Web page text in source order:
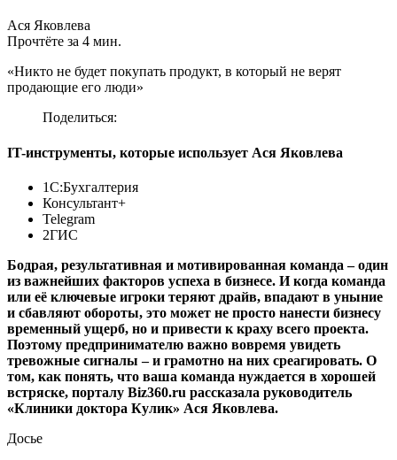
Ася Яковлева
Прочтёте за 4 мин.
«Никто не будет покупать продукт, в который не верят
продающие его люди»
Поделиться:
IT-инструменты, которые использует Ася Яковлева
1С:Бухгалтерия
Консультант+
Telegram
2ГИС
Бодрая, результативная и мотивированная команда – один
из важнейших факторов успеха в бизнесе. И когда команда
или её ключевые игроки теряют драйв, впадают в уныние
и сбавляют обороты, это может не просто нанести бизнесу
временный ущерб, но и привести к краху всего проекта.
Поэтому предпринимателю важно вовремя увидеть
тревожные сигналы – и грамотно на них среагировать. О
том, как понять, что ваша команда нуждается в хорошей
встряске, порталу Biz360.ru рассказала руководитель
«Клиники доктора Кулик» Ася Яковлева.
Досье